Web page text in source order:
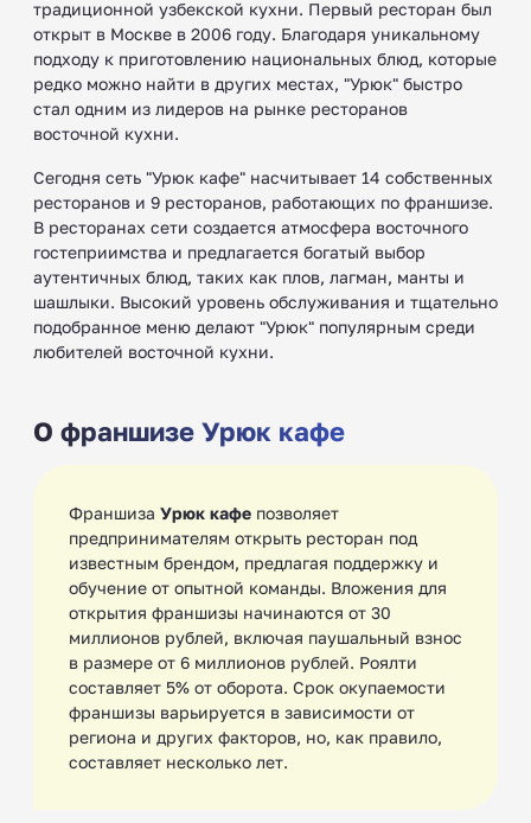
традиционной узбекской кухни. Первый ресторан был
открыт в Москве в 2006 году. Благодаря уникальному
подходу к приготовлению национальных блюд, которые
редко можно найти в других местах, "Урюк" быстро
стал одним из лидеров на рынке ресторанов
восточной кухни.
Сегодня сеть "Урюк кафе" насчитывает 14 собственных
ресторанов и 9 ресторанов, работающих по франшизе.
В ресторанах сети создается атмосфера восточного
гостеприимства и предлагается богатый выбор
аутентичных блюд, таких как плов, лагман, манты и
шашлыки. Высокий уровень обслуживания и тщательно
подобранное меню делают "Урюк" популярным среди
любителей восточной кухни.
О франшизе Урюк кафе
Франшиза Урюк кафе позволяет
предпринимателям открыть ресторан под
известным брендом, предлагая поддержку и
обучение от опытной команды. Вложения для
открытия франшизы начинаются от 30
миллионов рублей, включая паушальный взнос
в размере от 6 миллионов рублей. Роялти
составляет 5% от оборота. Срок окупаемости
франшизы варьируется в зависимости от
региона и других факторов, но, как правило,
составляет несколько лет.